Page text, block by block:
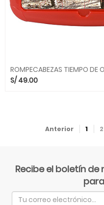
S/ 49.00
Anterior 1 2
Recibe el boletín